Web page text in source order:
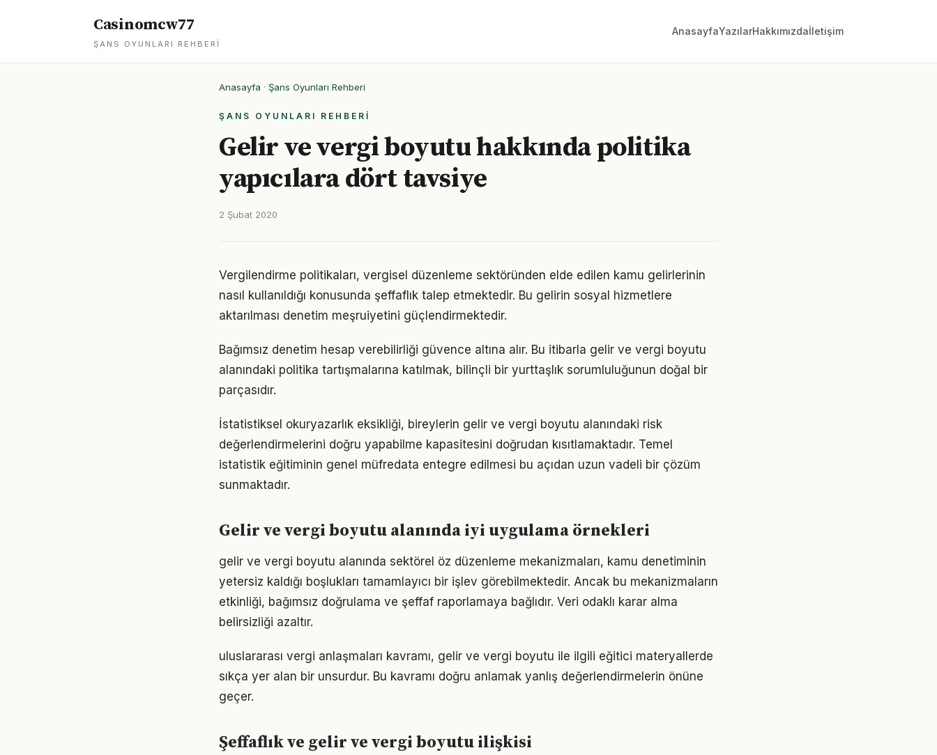
Casinomcw77
ŞANS OYUNLARI REHBERI
AnasayfaYazılarHakkımızdaİletişim
Anasayfa · Şans Oyunları Rehberi
ŞANS OYUNLARI REHBERI
Gelir ve vergi boyutu hakkında politika
yapıcılara dört tavsiye
2 Şubat 2020
Vergilendirme politikaları, vergisel düzenleme sektöründen elde edilen kamu gelirlerinin
nasıl kullanıldığı konusunda şeffaflık talep etmektedir. Bu gelirin sosyal hizmetlere
aktarılması denetim meşruiyetini güçlendirmektedir.
Bağımsız denetim hesap verebilirliği güvence altına alır. Bu itibarla gelir ve vergi boyutu
alanındaki politika tartışmalarına katılmak, bilinçli bir yurttaşlık sorumluluğunun doğal bir
parçasıdır.
İstatistiksel okuryazarlık eksikliği, bireylerin gelir ve vergi boyutu alanındaki risk
değerlendirmelerini doğru yapabilme kapasitesini doğrudan kısıtlamaktadır. Temel
istatistik eğitiminin genel müfredata entegre edilmesi bu açıdan uzun vadeli bir çözüm
sunmaktadır.
Gelir ve vergi boyutu alanında iyi uygulama örnekleri
gelir ve vergi boyutu alanında sektörel öz düzenleme mekanizmaları, kamu denetiminin
yetersiz kaldığı boşlukları tamamlayıcı bir işlev görebilmektedir. Ancak bu mekanizmaların
etkinliği, bağımsız doğrulama ve şeffaf raporlamaya bağlıdır. Veri odaklı karar alma
belirsizliği azaltır.
uluslararası vergi anlaşmaları kavramı, gelir ve vergi boyutu ile ilgili eğitici materyallerde
sıkça yer alan bir unsurdur. Bu kavramı doğru anlamak yanlış değerlendirmelerin önüne
geçer.
Şeffaflık ve gelir ve vergi boyutu ilişkisi